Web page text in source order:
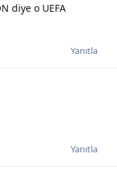
diye o UEFA
Yanıtla
Yanıtla